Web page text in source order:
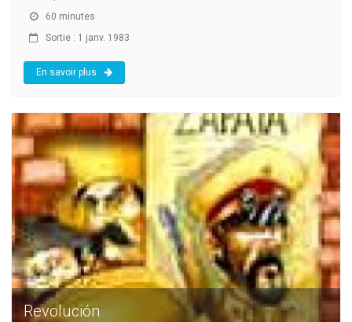
60 minutes
Sortie : 1 janv. 1983
En savoir plus
Revolución